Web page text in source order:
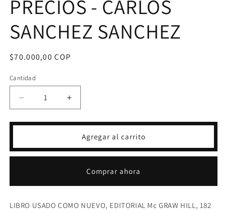
PRECIOS - CARLOS
SANCHEZ SANCHEZ
Precio
$70.000,00 COP
Cantidad
Reducir
cantidad
para
ADMINISTRACIÓN
ESTRATEGIAS
-
SANCHEZ
Aumentar
cantidad
para
ADMINISTRACIÓN
ESTRATEGIAS
PRECIOS
-
SANCHEZ
Agregar al carrito
Comprar ahora
LIBRO USADO COMO NUEVO, EDITORIAL Mc GRAW HILL, 182